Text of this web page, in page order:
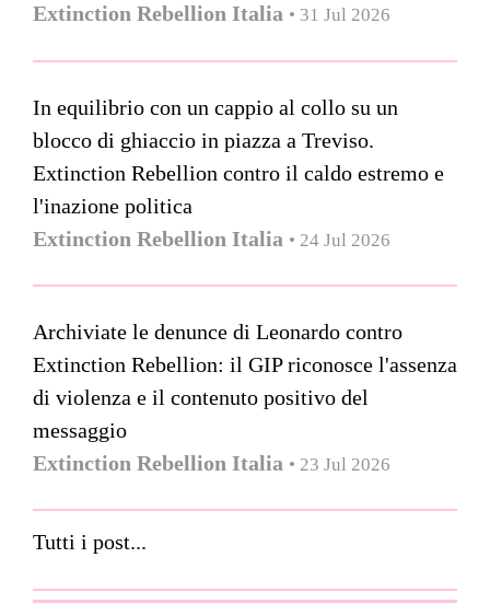
Extinction Rebellion Italia • 31 Jul 2026
In equilibrio con un cappio al collo su un
blocco di ghiaccio in piazza a Treviso.
Extinction Rebellion contro il caldo estremo e
l'inazione politica
Extinction Rebellion Italia • 24 Jul 2026
Archiviate le denunce di Leonardo contro
Extinction Rebellion: il GIP riconosce l'assenza
di violenza e il contenuto positivo del
messaggio
Extinction Rebellion Italia • 23 Jul 2026
Tutti i post...